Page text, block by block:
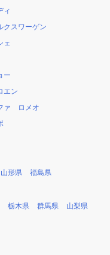
ィ
クスワーゲン
ェ
ー
エン
ァ ロメオ
山形県 福島県
栃木県 群馬県 山梨県